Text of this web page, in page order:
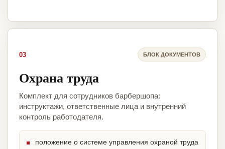
03 БЛОК ДОКУМЕНТОВ
Охрана труда
Комплект для сотрудников барбершопа:
инструктажи, ответственные лица и внутренний
контроль работодателя.
положение о системе управления охраной труда